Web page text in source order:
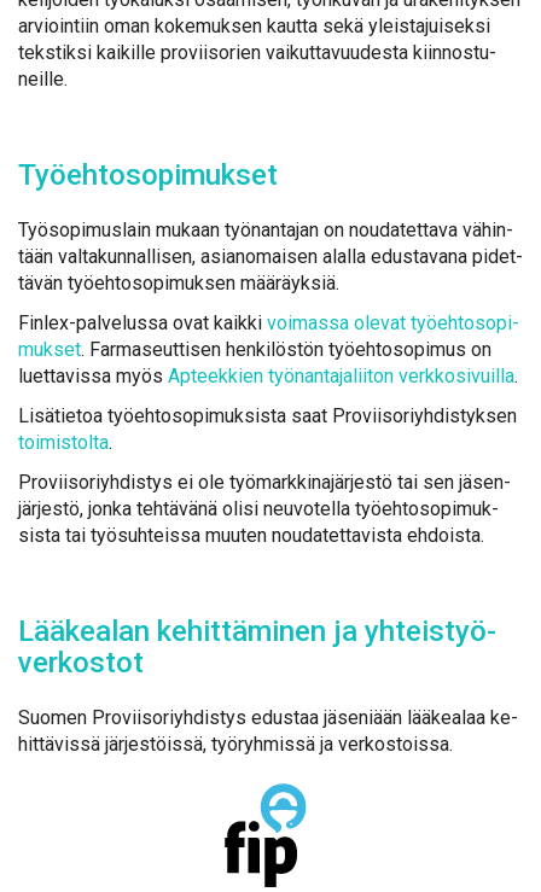
ar­vioin­tiin oman ko­ke­muk­sen kaut­ta se­kä yleis­ta­jui­sek­si
teks­tik­si kai­kil­le pro­vii­so­rien vai­kut­ta­vuu­des­ta kiin­nos­tu­
neil­le.
Työ­eh­to­so­pi­muk­set
Työ­so­pi­mus­lain mu­kaan työ­nan­ta­jan on nou­da­tet­ta­va vä­hin­
tään val­ta­kun­nal­li­sen, asian­omai­sen alal­la edus­ta­va­na pi­det­
tä­vän työ­eh­to­so­pi­muk­sen mää­räyk­siä.
Fin­lex-pal­ve­lus­sa ovat kaik­ki voi­mas­sa ole­vat työ­eh­to­so­pi­
muk­set. Far­ma­seut­ti­sen hen­ki­lös­tön työ­eh­to­so­pi­mus on
luet­ta­vis­sa myös Ap­teek­kien työ­nan­ta­ja­lii­ton verk­ko­si­vuil­la.
Li­sä­tie­toa työ­eh­to­so­pi­muk­sis­ta saat Pro­vii­so­riyh­dis­tyk­sen
toi­mis­tol­ta.
Pro­vii­so­riyh­dis­tys ei ole työ­mark­ki­na­jär­jes­tö tai sen jä­sen­
jär­jes­tö, jon­ka teh­tä­vä­nä oli­si neu­vo­tel­la työ­eh­to­so­pi­muk­
sis­ta tai työ­suh­teis­sa muu­ten nou­da­tet­ta­vis­ta eh­dois­ta.
Lää­kea­lan ke­hit­tä­mi­nen ja yh­teis­työ­
ver­kos­tot
Suo­men Pro­vii­so­riyh­dis­tys edus­taa jä­se­ni­ään lää­kea­laa ke­
hit­tä­vis­sä jär­jes­töis­sä, työ­ryh­mis­sä ja ver­kos­tois­sa.